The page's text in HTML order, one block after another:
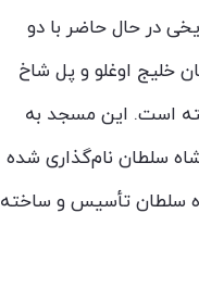
در حال حاضر با دو
خلیج اوغلو و پل شاخ
است. این مسجد به
سلطان نام‌گذاری شده
سلطان تأسیس و ساخته